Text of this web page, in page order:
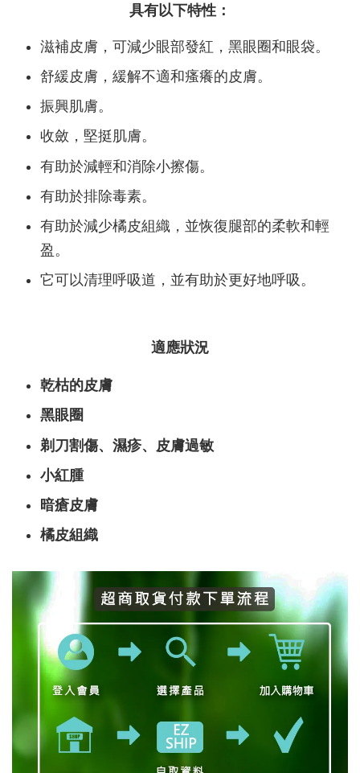
具有以下特性：
滋補皮膚，可減少眼部發紅，黑眼圈和眼袋。
舒緩皮膚，緩解不適和瘙癢的皮膚。
振興肌膚。
收斂，堅挺肌膚。
有助於減輕和消除小擦傷。
有助於排除毒素。
有助於減少橘皮組織，並恢復腿部的柔軟和輕
盈。
它可以清理呼吸道，並有助於更好地呼吸。
適應狀況
乾枯的皮膚
黑眼圈
剃刀割傷、濕疹、皮膚過敏
小紅腫
暗瘡皮膚
橘皮組織